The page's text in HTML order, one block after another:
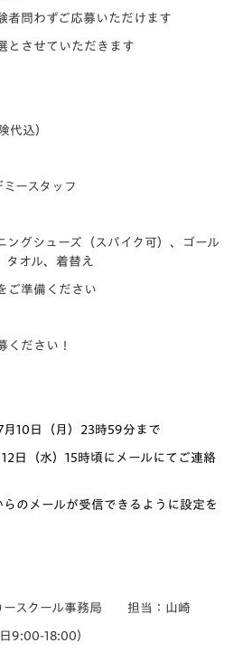
問わずご応募いただけます
とさせていただきます
代込）
ースタッフ
ングシューズ（スパイク可）、ゴール
タオル、着替え
ご準備ください
ください！
10日（月）23時59分まで
日（水）15時頃にメールにてご連絡
のメールが受信できるように設定を
ースクール事務局 担当：山崎
9:00-18:00）